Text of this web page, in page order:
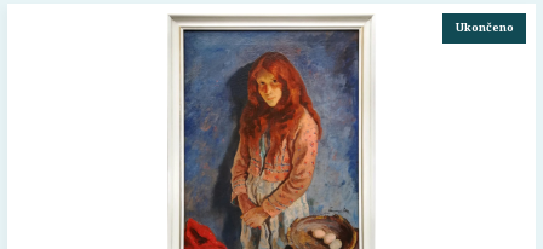
Ukončeno